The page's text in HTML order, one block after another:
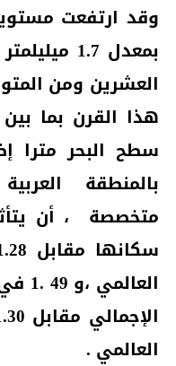
وقد ارتفعت
بمعدل 1.7 ميليلمتر
العشرين ومن
سطح البحر مترا
بالمنطقة
متخصصة ، أن
سكانها مقابل 1.28في المائة
الإجمالي مقابل 1.30 في المائة
العالمي .